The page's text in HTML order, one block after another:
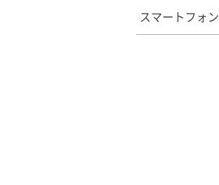
スマートフォン